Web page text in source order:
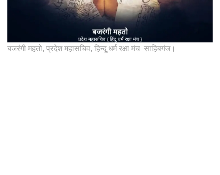
बजरंगी महतो, प्रदेश महासचिव, हिन्दू धर्म रक्षा मंच साहिबगंज।